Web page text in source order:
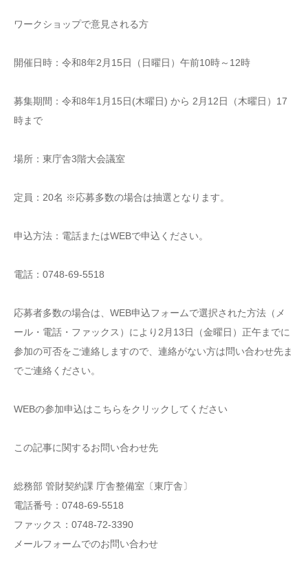
ワークショップで意見される方
開催日時：令和8年2月15日（日曜日）午前10時～12時
募集期間：令和8年1月15日(木曜日) から 2月12日（木曜日）17
時まで
場所：東庁舎3階大会議室
定員：20名 ※応募多数の場合は抽選となります。
申込方法：電話またはWEBで申込ください。
電話：0748-69-5518
応募者多数の場合は、WEB申込フォームで選択された方法（メ
ール・電話・ファックス）により2月13日（金曜日）正午までに
参加の可否をご連絡しますので、連絡がない方は問い合わせ先ま
でご連絡ください。
WEBの参加申込はこちらをクリックしてください
この記事に関するお問い合わせ先
総務部 管財契約課 庁舎整備室〔東庁舎〕
電話番号：0748-69-5518
ファックス：0748-72-3390
メールフォームでのお問い合わせ